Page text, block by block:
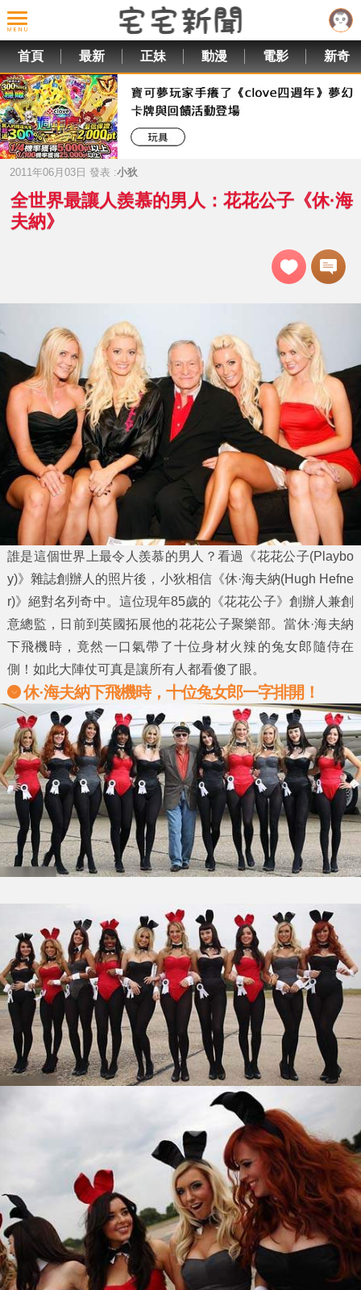
首頁 最新 正妹 動漫 電影 新奇
2011年06月03日 發表 :小狄
全世界最讓人羨慕的男人：花花公子《休·海
夫納》
誰是這個世界上最令人羨慕的男人？看過《花花公子(Playbo
y)》雜誌創辦人的照片後，小狄相信《休·海夫納(Hugh Hefne
r)》絕對名列奇中。這位現年85歲的《花花公子》創辦人兼創
意總監，日前到英國拓展他的花花公子聚樂部。當休·海夫納
下飛機時，竟然一口氣帶了十位身材火辣的兔女郎 隨侍在
側！如此大陣仗可真是讓所有人都看傻了眼。
休·海夫納下飛機時，十位兔女郎一字排開！